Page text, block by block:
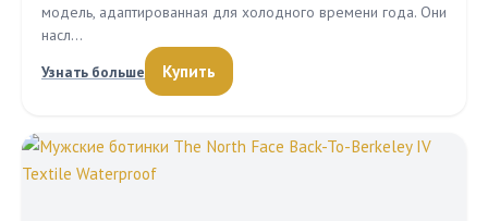
модель, адаптированная для холодного времени года. Они
насл…
Узнать больше
Купить